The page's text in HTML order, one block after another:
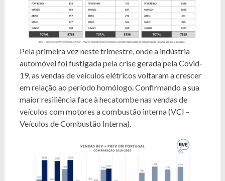
Pela primeira vez neste trimestre, onde a indústria
automóvel foi fustigada pela crise gerada pela Covid-
19, as vendas de veículos elétricos voltaram a crescer
em relação ao período homólogo. Confirmando a sua
maior resiliência face à hecatombe nas vendas de
veículos com motores a combustão interna (VCI –
Veículos de Combustão Interna).